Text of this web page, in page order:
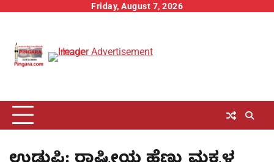
Friday, August 7, 2026